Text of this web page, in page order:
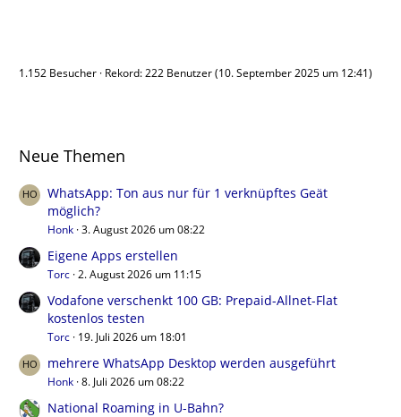
1.152 Besucher Rekord: 222 Benutzer (10. September 2025 um 12:41)
Neue Themen
WhatsApp: Ton aus nur für 1 verknüpftes Geät
möglich?
Honk 3. August 2026 um 08:22
Eigene Apps erstellen
Torc 2. August 2026 um 11:15
Vodafone verschenkt 100 GB: Prepaid-Allnet-Flat
kostenlos testen
Torc 19. Juli 2026 um 18:01
mehrere WhatsApp Desktop werden ausgeführt
Honk 8. Juli 2026 um 08:22
National Roaming in U-Bahn?